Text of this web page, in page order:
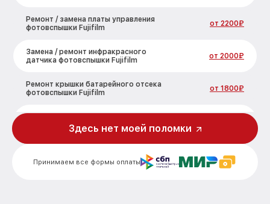
Ремонт / замена платы управления
фотовспышки Fujifilm
от 2200₽
Замена / ремонт инфракрасного
датчика фотовспышки Fujifilm
от 2000₽
Ремонт крышки батарейного отсека
фотовспышки Fujifilm
от 1800₽
фотовспышки Fujifilm
Принимаем все формы оплаты
Здесь нет моей поломки